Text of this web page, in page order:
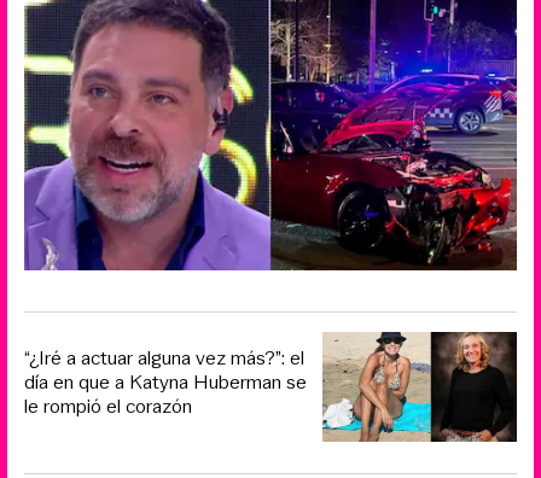
“¿Iré a actuar alguna vez más?”: el
día en que a Katyna Huberman se
le rompió el corazón